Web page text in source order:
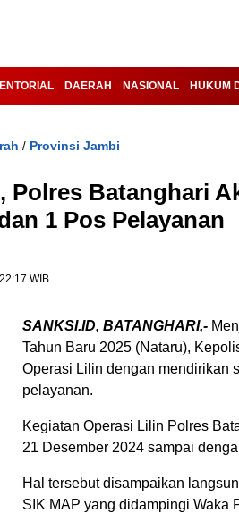
DAERAH NASIONAL HUKUM
/ Provinsi Jambi
Polres Batanghari
1 Pos Pelayanan
WIB
SANKSI.ID, BATANGHARI,-
Tahun Baru 2025 (Nataru),
Operasi Lilin dengan mendirikan
pelayanan.
Kegiatan Operasi Lilin Polres
21 Desember 2024 sampai
Hal tersebut disampaikan
SIK MAP yang didampingi Waka